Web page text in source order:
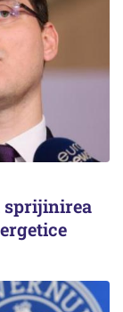
sprijinirea